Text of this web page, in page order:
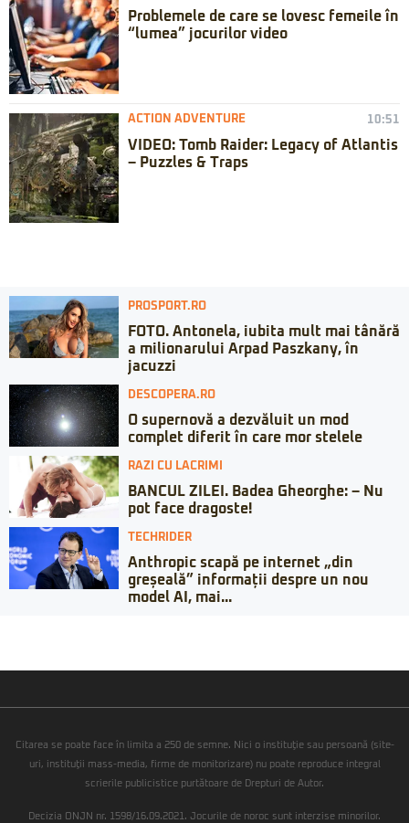
Problemele de care se lovesc femeile în
“lumea” jocurilor video
ACTION ADVENTURE 10:51
VIDEO: Tomb Raider: Legacy of Atlantis
– Puzzles & Traps
PROSPORT.RO
FOTO. Antonela, iubita mult mai tânără
a milionarului Arpad Paszkany, în
jacuzzi
DESCOPERA.RO
O supernovă a dezvăluit un mod
complet diferit în care mor stelele
RAZI CU LACRIMI
BANCUL ZILEI. Badea Gheorghe: – Nu
pot face dragoste!
TECHRIDER
Anthropic scapă pe internet „din
greșeală” informații despre un nou
model AI, mai...
Citarea se poate face în limita a 250 de semne. Nici o instituţie sau persoană (site-
uri, instituţii mass-media, firme de monitorizare) nu poate reproduce integral
scrierile publicistice purtătoare de Drepturi de Autor.
Decizia ONJN nr. 1598/16.09.2021. Jocurile de noroc sunt interzise minorilor.